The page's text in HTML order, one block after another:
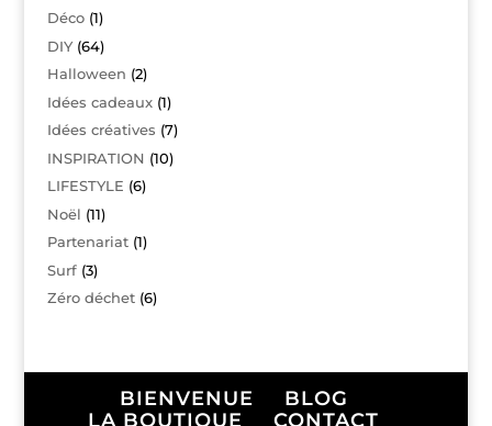
Déco(1)
DIY(64)
Halloween (2)
Idées cadeaux(1)
Idées créatives (7)
INSPIRATION (10)
LIFESTYLE (6)
Noël (11)
Partenariat(1)
Surf(3)
Zéro déchet(6)
BIENVENUE
BLOG
LA BOUTIQUE
CONTACT